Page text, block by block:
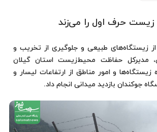
حرف اول را می‌زند
زیستگاه‌های طبیعی و جلوگیری از تخریب و
مدیرکل حفاظت محیط‌زیست استان گیلان
زیستگاه‌ها و امور مناطق از ارتفاعات لیسار و
جوکندان بازدید میدانی انجام داد.